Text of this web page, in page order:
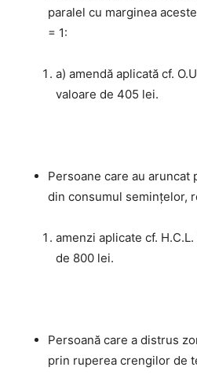
paralel cu marginea
= 1:
a) amendă aplicată cf.
valoare de 405 lei.
Persoane care au aruncat
din consumul semințelor,
amenzi aplicate cf.
de 800 lei.
Persoană care a distrus
prin ruperea crengilor de